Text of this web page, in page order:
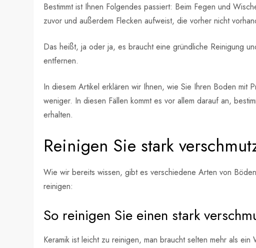
Bestimmt ist Ihnen Folgendes passiert: Beim Fegen und
zuvor und außerdem Flecken aufweist, die vorher nicht
Das heißt, ja oder ja, es braucht eine gründliche Reinigung
entfernen.
In diesem Artikel erklären wir Ihnen, wie Sie Ihren Boden
weniger. In diesen Fällen kommt es vor allem darauf an,
erhalten.
Reinigen Sie stark
Wie wir bereits wissen, gibt es verschiedene Arten von
reinigen:
So reinigen Sie einen stark
Keramik ist leicht zu reinigen, man braucht selten mehr als